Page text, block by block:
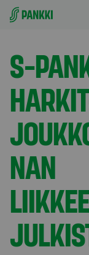
Siirry suoraan
Tiedotteet
S-
NAN